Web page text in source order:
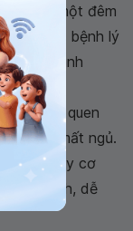
5 tiếng một đêm
vấn đề bệnh lý
tuổi. Tình
phì,
các thói quen
gian mất ngủ.
gây nguy cơ
bình tĩnh, dễ